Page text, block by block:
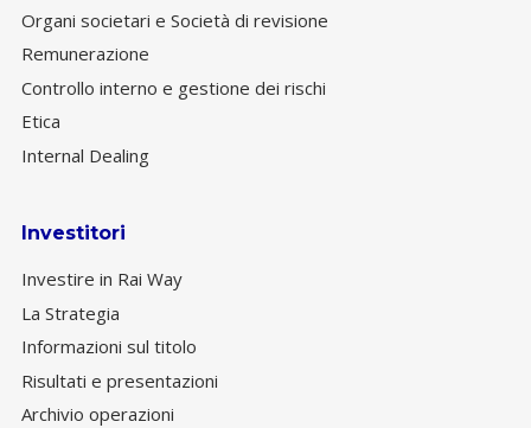
Organi societari e Società di revisione
Remunerazione
Controllo interno e gestione dei rischi
Etica
Internal Dealing
Investitori
Investire in Rai Way
La Strategia
Informazioni sul titolo
Risultati e presentazioni
Archivio operazioni